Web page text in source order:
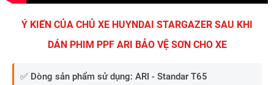
Ý KIẾN CỦA CHỦ XE HUYNDAI STARGAZER SAU KHI
DÁN PHIM PPF ARI BẢO VỆ SƠN CHO XE
✅ Dòng sản phẩm sử dụng: ARI - Standar T65